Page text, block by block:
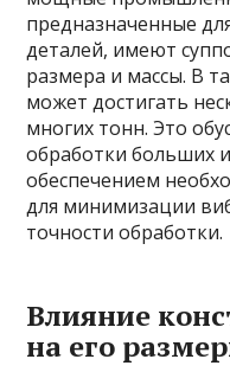
предназначенные
деталей, имеют
размера и массы. В
может достигать
многих тонн. Это
обработки больших
обеспечением
для минимизации
точности обработки.
Влияние
на его